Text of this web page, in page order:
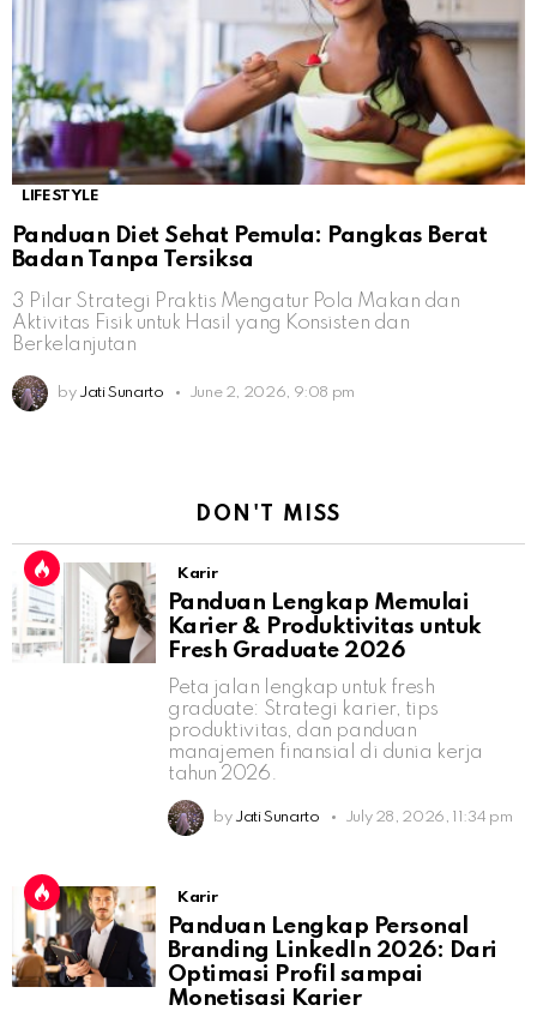
LIFESTYLE
Panduan Diet Sehat Pemula: Pangkas Berat
Badan Tanpa Tersiksa
3 Pilar Strategi Praktis Mengatur Pola Makan dan
Aktivitas Fisik untuk Hasil yang Konsisten dan
Berkelanjutan
by Jati Sunarto June 2, 2026, 9:08 pm
DON'T MISS
Karir
Panduan Lengkap Memulai
Karier & Produktivitas untuk
Fresh Graduate 2026
Peta jalan lengkap untuk fresh
graduate: Strategi karier, tips
produktivitas, dan panduan
manajemen finansial di dunia kerja
tahun 2026.
by Jati Sunarto July 28, 2026, 11:34 pm
Karir
Panduan Lengkap Personal
Branding LinkedIn 2026: Dari
Optimasi Profil sampai
Monetisasi Karier